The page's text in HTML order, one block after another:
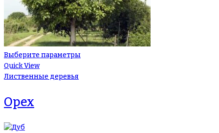
Выберите параметры
Quick View
Лиственные деревья
Орех